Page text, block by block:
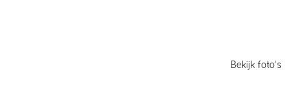
Bekijk foto's